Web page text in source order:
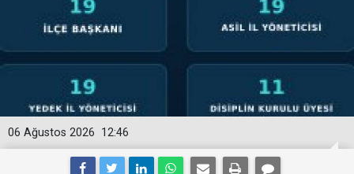
12:46
06 Ağustos 2026